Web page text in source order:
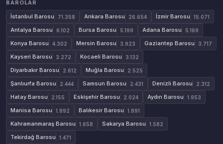
BAROLAR
İstanbul Barosu
71.358 Ankara Barosu 26.654 İzmir Barosu 15.071
Antalya Barosu 6.102 Bursa Barosu 5.199 Adana Barosu 5.169
Konya Barosu 4.302 Mersin Barosu 3.923 Gaziantep Barosu 3.717
Kayseri Barosu 3.272 Kocaeli Barosu 3.132
Diyarbakır Barosu 2.612 Muğla Barosu 2.525
Şanlıurfa Barosu 2.444 Samsun Barosu 2.431 Denizli Barosu 2.312
Hatay Barosu 2.155 Eskişehir Barosu 2.024 Aydın Barosu 1.953
Manisa Barosu 1.892 Balıkesir Barosu 1.891
Kahramanmaraş Barosu 1.658 Sakarya Barosu 1.582
Tekirdağ Barosu 1.471